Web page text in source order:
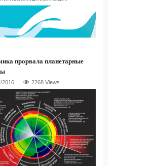
прорвала планетарные
2268 Views